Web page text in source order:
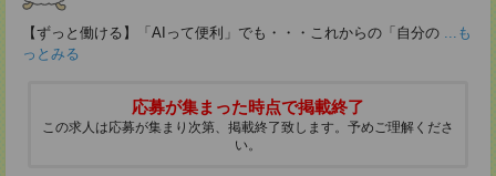
【ずっと働ける】「AIって便利」でも・・・これからの「自分の ...も
っとみる
応募が集まった時点で掲載終了
この求人は応募が集まり次第、掲載終了致します。予めご理解くださ
い。